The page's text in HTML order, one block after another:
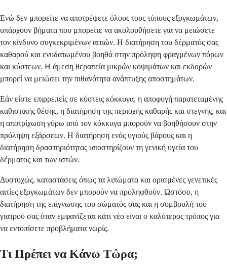
Ενώ δεν μπορείτε να αποτρέψετε όλους τους τύπους εξογκωμάτων,
υπάρχουν βήματα που μπορείτε να ακολουθήσετε για να μειώσετε
τον κίνδυνο συγκεκριμένων αιτιών. Η διατήρηση του δέρματός σας
καθαρού και ενυδατωμένου βοηθά στην πρόληψη φραγμένων πόρων
και κύστεων. Η άμεση θεραπεία μικρών κοψιμάτων και εκδορών
μπορεί να μειώσει την πιθανότητα ανάπτυξης αποστημάτων.
Εάν είστε επιρρεπείς σε κύστεις κόκκυγα, η αποφυγή παρατεταμένης
καθιστικής θέσης, η διατήρηση της περιοχής καθαρής και στεγνής, και
η αποτρίχωση γύρω από τον κόκκυγα μπορούν να βοηθήσουν στην
πρόληψη εξάρσεων. Η διατήρηση ενός υγιούς βάρους και η
διατήρηση δραστηριότητας υποστηρίζουν τη γενική υγεία του
δέρματος και των ιστών.
Δυστυχώς, καταστάσεις όπως τα λιπώματα και ορισμένες γενετικές
αιτίες εξογκωμάτων δεν μπορούν να προληφθούν. Ωστόσο, η
διατήρηση της επίγνωσης του σώματός σας και η συμβουλή του
γιατρού σας όταν εμφανίζεται κάτι νέο είναι ο καλύτερος τρόπος για
να εντοπίσετε προβλήματα νωρίς.
Τι Πρέπει να Κάνω Τώρα;